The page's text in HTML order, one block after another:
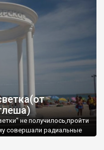
не получилось,пройти
совершали радиальные